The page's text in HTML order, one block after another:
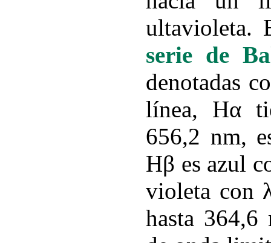
ultavioleta.
serie de
denotadas
línea, Hα
656,2 nm,
Hβ es azul
violeta con
hasta